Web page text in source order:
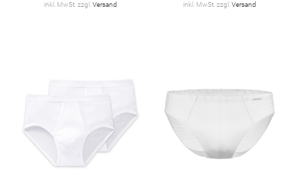
inkl. MwSt. zzgl. Versand inkl. MwSt. zzgl. Versand